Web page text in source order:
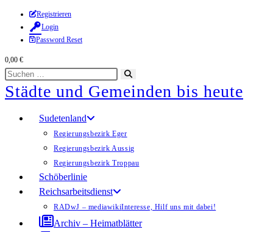
Zum
Inhalt
springen
Registrieren
Login
Password Reset
0,00 €
Diese
Website
durchsuchen
starten
Städte und Gemeinden bis heute
Sudetenland
Regierungsbezirk Eger
Regierungsbezirk Aussig
Regierungsbezirk Troppau
Schöberlinie
Reichsarbeitsdienst
RADwJ – mediawikiInteresse, Hilf uns mit dabei!
Archiv – Heimatblätter